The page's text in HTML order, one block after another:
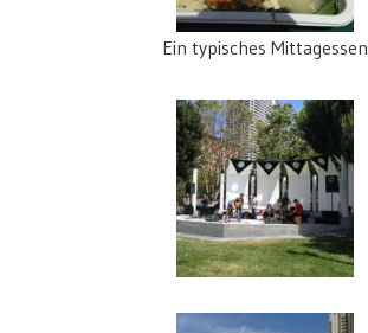
Ein typisches Mittagessen